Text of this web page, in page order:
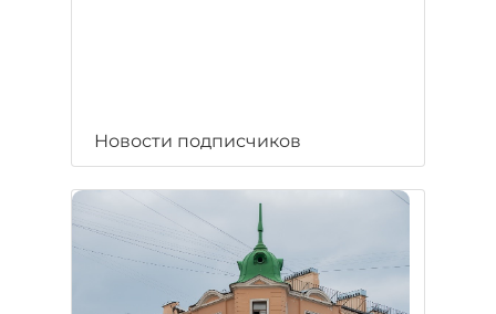
Новости подписчиков